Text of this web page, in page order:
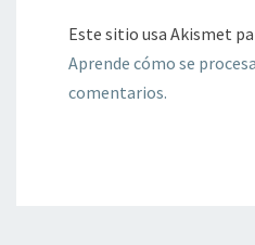
Este sitio usa Akismet
Aprende cómo se
comentarios.